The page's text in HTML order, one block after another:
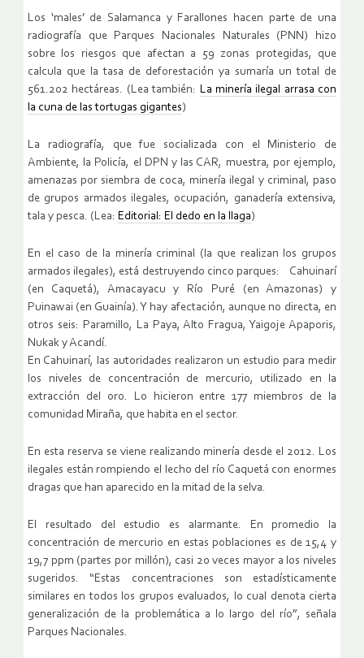
Los ‘males’ de Salamanca y Farallones hacen parte de una
radiografía que Parques Nacionales Naturales (PNN) hizo
sobre los riesgos que afectan a 59 zonas protegidas, que
calcula que la tasa de deforestación ya sumaría un total de
561.202 hectáreas. (Lea también: La minería ilegal arrasa con
la cuna de las tortugas gigantes)
La radiografía, que fue socializada con el Ministerio de
Ambiente, la Policía, el DPN y las CAR, muestra, por ejemplo,
amenazas por siembra de coca, minería ilegal y criminal, paso
de grupos armados ilegales, ocupación, ganadería extensiva,
tala y pesca. (Lea: Editorial: El dedo en la llaga)
En el caso de la minería criminal (la que realizan los grupos
armados ilegales), está destruyendo cinco parques: Cahuinarí
(en Caquetá), Amacayacu y Río Puré (en Amazonas) y
Puinawai (en Guainía). Y hay afectación, aunque no directa, en
otros seis: Paramillo, La Paya, Alto Fragua, Yaigoje Apaporis,
Nukak y Acandí.
En Cahuinarí, las autoridades realizaron un estudio para medir
los niveles de concentración de mercurio, utilizado en la
extracción del oro. Lo hicieron entre 177 miembros de la
comunidad Miraña, que habita en el sector.
En esta reserva se viene realizando minería desde el 2012. Los
ilegales están rompiendo el lecho del río Caquetá con enormes
dragas que han aparecido en la mitad de la selva.
El resultado del estudio es alarmante. En promedio la
concentración de mercurio en estas poblaciones es de 15,4 y
19,7 ppm (partes por millón), casi 20 veces mayor a los niveles
sugeridos. “Estas concentraciones son estadísticamente
similares en todos los grupos evaluados, lo cual denota cierta
generalización de la problemática a lo largo del río”, señala
Parques Nacionales.